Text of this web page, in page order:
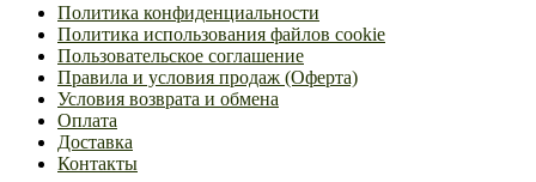
Политика конфиденциальности
Политика использования файлов cookie
Пользовательское соглашение
Правила и условия продаж (Оферта)
Условия возврата и обмена
Оплата
Доставка
Контакты